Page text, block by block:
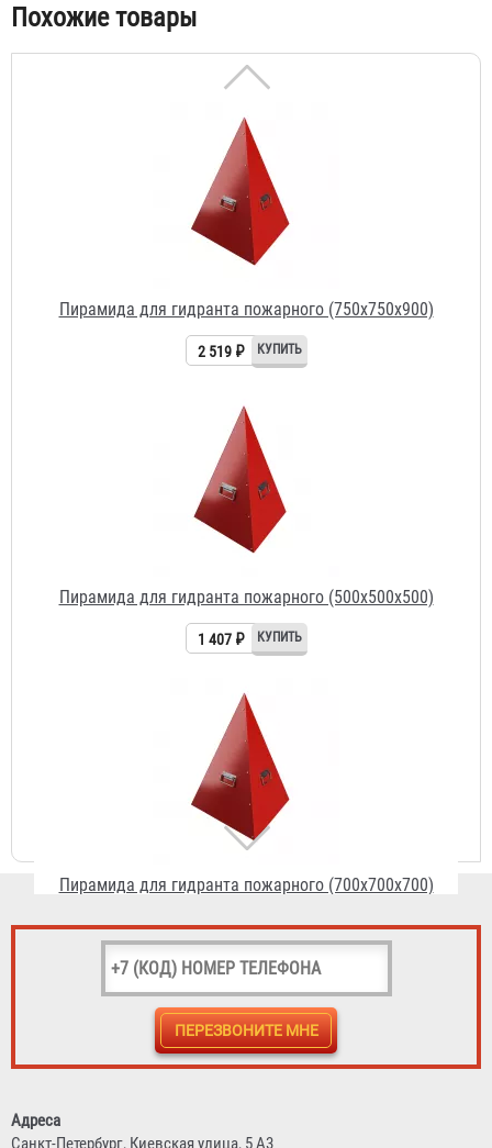
Похожие товары
Пирамида для гидранта пожарного (750х750х900)
2 519 ₽
Пирамида для гидранта пожарного (500х500х500)
1 407 ₽
Пирамида для гидранта пожарного (700х700х700)
1 913 ₽
Полка для СИЗОД
Адреса
Санкт-Петербург, Киевская улица, 5 А3